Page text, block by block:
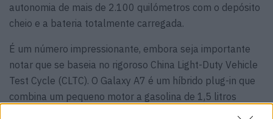
autonomia de mais de 2.100 quilómetros com o depósito
cheio e a bateria totalmente carregada.
É um número impressionante, embora seja importante
notar que se baseia no rigoroso China Light-Duty Vehicle
Test Cycle (CLTC). O Galaxy A7 é um híbrido plug-in que
combina um pequeno motor a gasolina de 1,5 litros